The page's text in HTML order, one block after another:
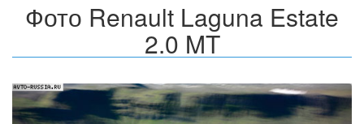
Фото Renault Laguna Estate
2.0 MT
Назад